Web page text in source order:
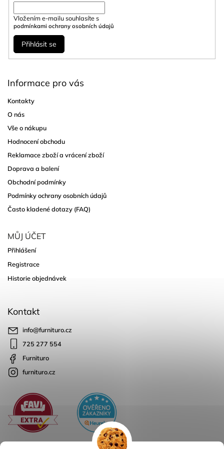
Vložením e-mailu souhlasíte s
podmínkami ochrany osobních údajů
Přihlásit se
Informace pro vás
Kontakty
O nás
Vše o nákupu
Hodnocení obchodu
Reklamace zboží a vrácení zboží
Doprava a balení
Obchodní podmínky
Podmínky ochrany osobních údajů
Často kladené dotazy (FAQ)
MŮJ ÚČET
Přihlášení
Registrace
Historie objednávek
Kontakt
info@furnituro.cz
725 277 554
Furnituro
furnituro.cz